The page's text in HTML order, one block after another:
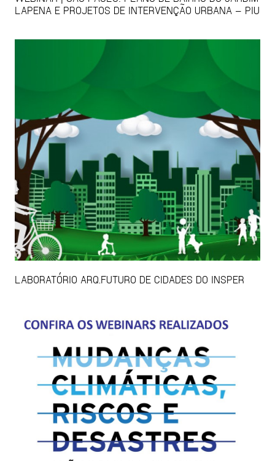
LAPENA E PROJETOS DE INTERVENÇÃO URBANA – PIU
LABORATÓRIO ARQ.FUTURO DE CIDADES DO INSPER